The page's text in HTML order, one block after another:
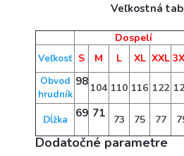
Veľkostná
Dospelí
Veľkosť S M L XL XXL
Obvod
hrudník
98 104 110 116 122
Dĺžka 69 71 73 75 77
Dodatočné parametre